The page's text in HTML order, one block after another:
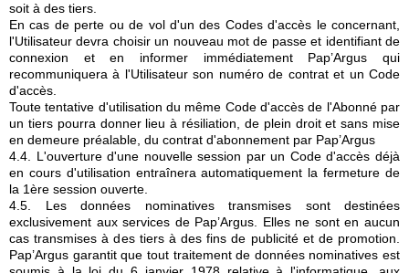
soit à des tiers.
En cas de perte ou de vol d'un des Codes d'accès le concernant,
l'Utilisateur devra choisir un nouveau mot de passe et identifiant de
connexion et en informer immédiatement Pap’Argus qui
recommuniquera à l'Utilisateur son numéro de contrat et un Code
d'accès.
Toute tentative d'utilisation du même Code d'accès de l'Abonné par
un tiers pourra donner lieu à résiliation, de plein droit et sans mise
en demeure préalable, du contrat d'abonnement par Pap’Argus
4.4. L'ouverture d'une nouvelle session par un Code d'accès déjà
en cours d'utilisation entraînera automatiquement la fermeture de
la 1ère session ouverte.
4.5. Les données nominatives transmises sont destinées
exclusivement aux services de Pap’Argus. Elles ne sont en aucun
cas transmises à des tiers à des fins de publicité et de promotion.
Pap’Argus garantit que tout traitement de données nominatives est